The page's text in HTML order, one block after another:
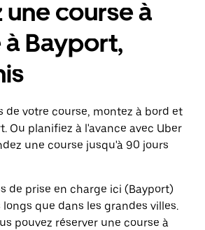
une course à
Bayport,
de votre course, montez à bord et
Ou planifiez à l'avance avec Uber
une course jusqu'à 90 jours
de prise en charge ici (Bayport)
que dans les grandes villes.
pouvez réserver une course à